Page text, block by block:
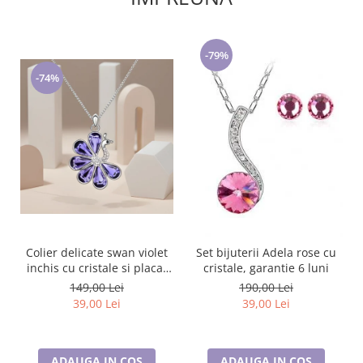
-74%
Colier delicate swan violet
inchis cu cristale si placat
cu aur
149,00 Lei
39,00 Lei
-79%
Set bijuterii Adela rose cu
cristale, garantie 6 luni
190,00 Lei
39,00 Lei